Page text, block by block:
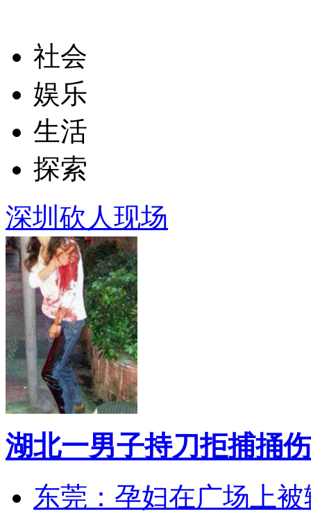
社会
娱乐
生活
探索
深圳砍人现场
湖北一男子持刀拒捕捅
东莞：孕妇在广场上